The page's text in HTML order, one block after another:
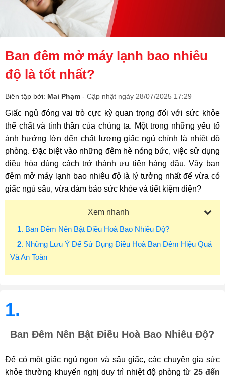
Ban đêm mở máy lạnh bao nhiêu
độ là tốt nhất?
Biên tập bởi: Mai Phạm - Cập nhật ngày 28/07/2025 17:29
Giấc ngủ đóng vai trò cực kỳ quan trọng đối với sức khỏe
thể chất và tinh thần của chúng ta. Một trong những yếu tố
ảnh hưởng lớn đến chất lượng giấc ngủ chính là nhiệt độ
phòng. Đặc biệt vào những đêm hè nóng bức, việc sử dụng
điều hòa đúng cách trở thành ưu tiên hàng đầu. Vậy ban
đêm mở máy lạnh bao nhiêu độ là lý tưởng nhất để vừa có
giấc ngủ sâu, vừa đảm bảo sức khỏe và tiết kiệm điện?
Xem nhanh
1. Ban Đêm Nên Bật Điều Hoà Bao Nhiêu Độ?
2. Những Lưu Ý Để Sử Dụng Điều Hoà Ban Đêm Hiệu Quả
Và An Toàn
1.
Ban Đêm Nên Bật Điều Hoà Bao Nhiêu Độ?
Để có một giấc ngủ ngon và sâu giấc, các chuyên gia sức
khỏe thường khuyến nghị duy trì nhiệt độ phòng từ 25 đến